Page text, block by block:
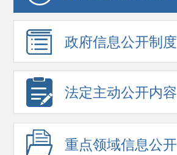
政府信息公开制度
法定主动公开内容
重点领域信息公开